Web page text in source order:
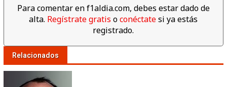
Para comentar en f1aldia.com, debes estar dado de
alta. Regístrate gratis oconéctatesi ya estás
registrado.
Relacionados